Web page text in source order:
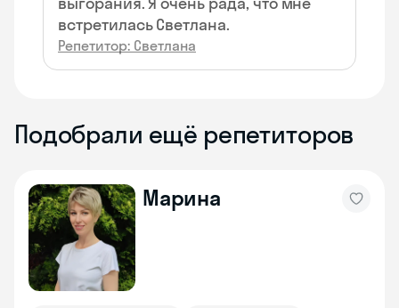
встретилась Светлана.
Репетитор: Светлана
Подобрали ещё репетиторов
Марина